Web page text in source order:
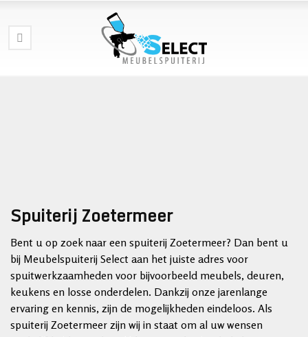
Spuiterij Zoetermeer
Bent u op zoek naar een spuiterij Zoetermeer? Dan bent u
bij Meubelspuiterij Select aan het juiste adres voor
spuitwerkzaamheden voor bijvoorbeeld meubels, deuren,
keukens en losse onderdelen. Dankzij onze jarenlange
ervaring en kennis, zijn de mogelijkheden eindeloos. Als
spuiterij Zoetermeer zijn wij in staat om al uw wensen